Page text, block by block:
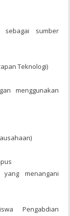
sebagai sumber
Teknologi)
menggunakan
menangani
Pengabdian